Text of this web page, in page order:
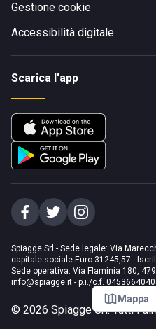
Mappa
Gestione cookie
Accessibilità digitale
Scarica l'app
Spiagge Srl - Sede legale: Via
capitale sociale Euro 31245,57 -
Sede operativa: Via Flaminia 180,
info@spiagge.it - p.i./c.f.
© 2026 Spiagge Srl. Tutti i